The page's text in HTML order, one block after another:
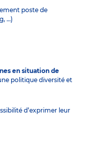
poste de
…)
en situation de
politique diversité et
d’exprimer leur